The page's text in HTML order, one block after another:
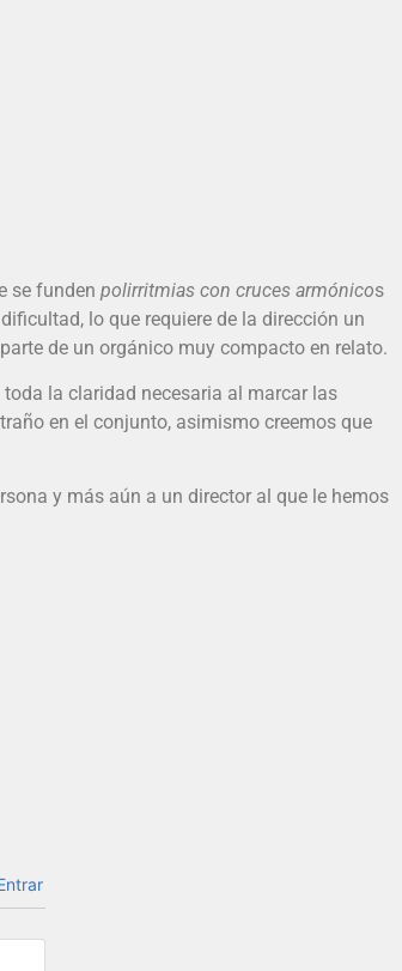
se funden polirritmias con cruces armónicos
lo que requiere de la dirección un
de un orgánico muy compacto en relato.
la claridad necesaria al marcar las
en el conjunto, asimismo creemos que
y más aún a un director al que le hemos